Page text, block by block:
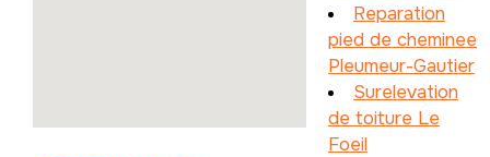
Reparation
pied de cheminee
Pleumeur-Gautier
Surelevation
de toiture Le
Foeil